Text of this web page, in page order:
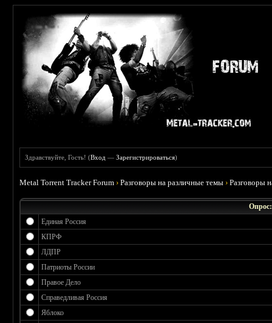
Здравствуйте, Гость! (Вход —Зарегистрироваться)
Metal Torrent Tracker Forum ›Разговоры на различные темы ›Разговоры
Опрос:
Единая Россия
КПРФ
ЛДПР
Патриоты России
Правое Дело
Справедливая Россия
Яблоко